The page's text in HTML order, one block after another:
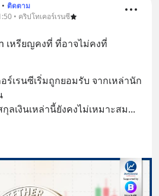
• ติดตาม
• คริปโทเคอร์เรนซี
เหรียญคงที่ ที่อาจไม่คงที่
ร์เรนซีเริ่มถูกยอมรับ จากเหล่านัก
ลเงินเหล่านี้ยังคงไม่เหมาะสม